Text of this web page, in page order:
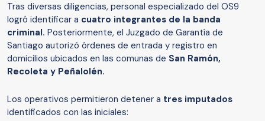
Tras diversas diligencias, personal especializado del OS9
logró identificar a cuatro integrantes de la banda
criminal. Posteriormente, el Juzgado de Garantía de
Santiago autorizó órdenes de entrada y registro en
domicilios ubicados en las comunas de San Ramón,
Recoleta y Peñalolén.
Los operativos permitieron detener a tres imputados
identificados con las iniciales: